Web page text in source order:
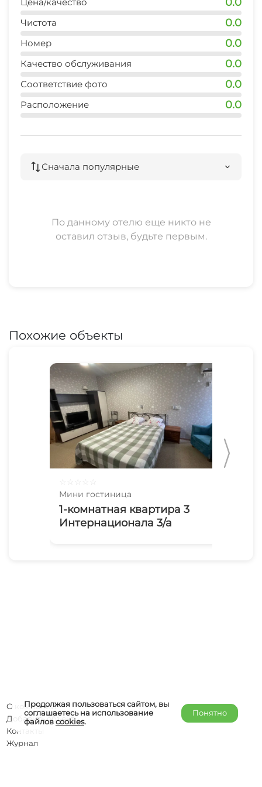
Сад
Чистота 0.0
Номер 0.0
Качество обслуживания 0.0
Соответствие фото 0.0
Расположение 0.0
Сначала популярные
По данному отелю еще никто не
оставил отзыв, будьте первым.
Похожие объекты
Мини гостиница
1-комнатная квартира 3
Интернационала 3/а
Продолжая пользоваться сайтом, вы
соглашаетесь на использование
файловcookies.
Понятно
О компании
Добавить объект
Контакты
Журнал